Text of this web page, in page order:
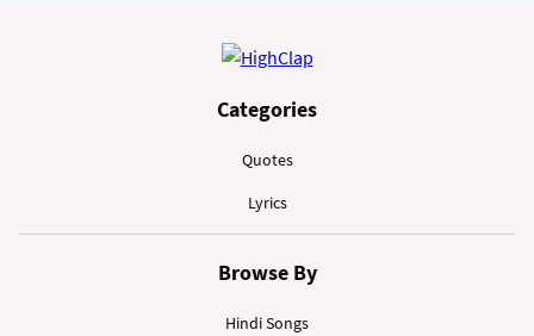
Categories
Quotes
Lyrics
Browse By
Hindi Songs